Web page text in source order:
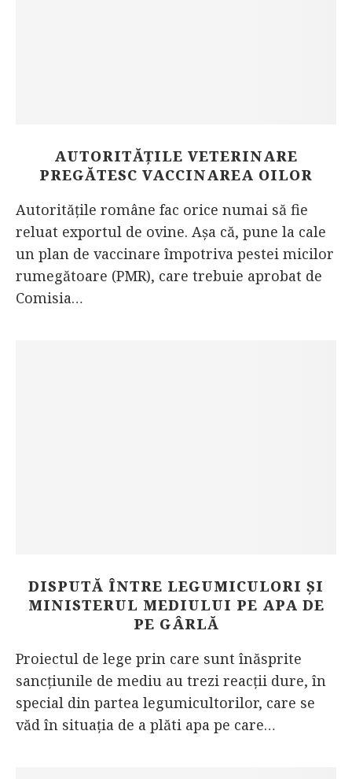
AUTORITĂȚILE VETERINARE
PREGĂTESC VACCINAREA OILOR
Autoritățile române fac orice numai să fie
reluat exportul de ovine. Așa că, pune la cale
un plan de vaccinare împotriva pestei micilor
rumegătoare (PMR), care trebuie aprobat de
Comisia…
DISPUTĂ ÎNTRE LEGUMICULORI ȘI
MINISTERUL MEDIULUI PE APA DE
PE GÂRLĂ
Proiectul de lege prin care sunt înăsprite
sancțiunile de mediu au trezi reacții dure, în
special din partea legumicultorilor, care se
văd în situația de a plăti apa pe care…